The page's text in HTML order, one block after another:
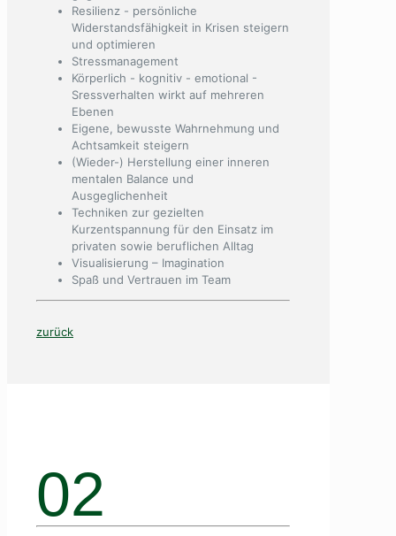
Resilienz - persönliche
Widerstandsfähigkeit in Krisen steigern
und optimieren
Stressmanagement
Körperlich - kognitiv - emotional -
Sressverhalten wirkt auf mehreren
Ebenen
Eigene, bewusste Wahrnehmung und
Achtsamkeit steigern
(Wieder-) Herstellung einer inneren
mentalen Balance und
Ausgeglichenheit
Techniken zur gezielten
Kurzentspannung für den Einsatz im
privaten sowie beruflichen Alltag
Visualisierung – Imagination
Spaß und Vertrauen im Team
zurück
02